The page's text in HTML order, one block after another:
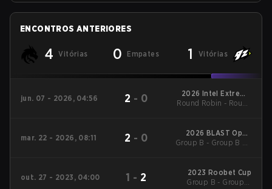
ENCONTROS ANTERIORES
4 Vitórias 0 Empates 1 Vitórias
jun. 07 - 2026, 04:56 2 - 0
2026 Intel Extreme
Masters Cologne
Round Robin - Round
mar. 22 - 2026, 08:11 2 - 0
2026 BLAST Open
Spring Rotterdam
Group B - Group B LB
out. 27 - 2023, 04:00 1 - 2
2023 Roobet Cup
Group B - Group B